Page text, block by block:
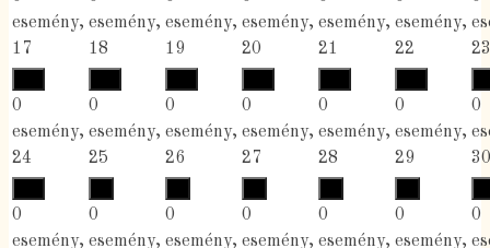
esemény,
17
esemény,
18
esemény,
19
esemény,
20
esemény,
21
esemény,
22
23
0
esemény,
24
0
esemény,
25
0
esemény,
26
0
esemény,
27
0
esemény,
28
0
esemény,
29
0
30
0
esemény,
0
esemény,
0
esemény,
0
esemény,
0
esemény,
0
esemény,
0